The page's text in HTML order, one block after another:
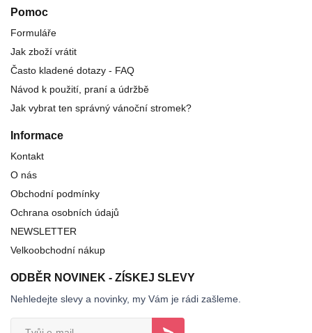
Pomoc
Formuláře
Jak zboží vrátit
Často kladené dotazy - FAQ
Návod k použití, praní a údržbě
Jak vybrat ten správný vánoční stromek?
Informace
Kontakt
O nás
Obchodní podmínky
Ochrana osobních údajů
NEWSLETTER
Velkoobchodní nákup
ODBĚR NOVINEK - ZÍSKEJ SLEVY
Nehledejte slevy a novinky, my Vám je rádi zašleme.